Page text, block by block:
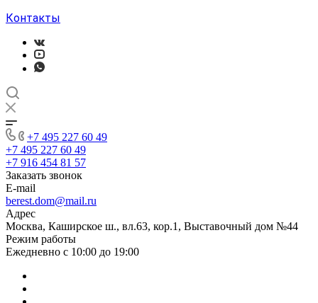
Контакты
+7 495 227 60 49
+7 495 227 60 49
+7 916 454 81 57
Заказать звонок
E-mail
berest.dom@mail.ru
Адрес
Москва, Каширское ш., вл.63, кор.1, Выставочный дом №44
Режим работы
Ежедневно с 10:00 до 19:00